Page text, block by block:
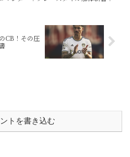
CB！その圧
トを書き込む